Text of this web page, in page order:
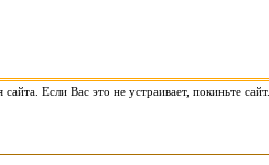
Если Вас это не устраивает, покиньте сайт.